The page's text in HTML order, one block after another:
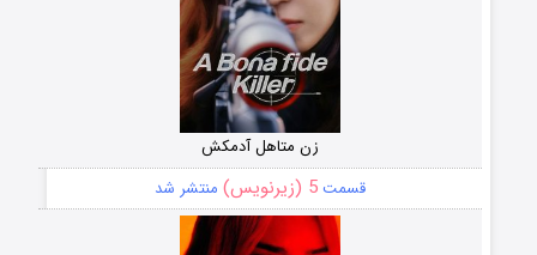
زن متاهل آدمکش
قسمت5 (زیرنویس) منتشر شد